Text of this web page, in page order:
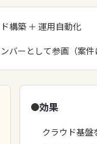
構築 ＋ 運用自動化
バーとして参画（案件
効果
クラウド基盤